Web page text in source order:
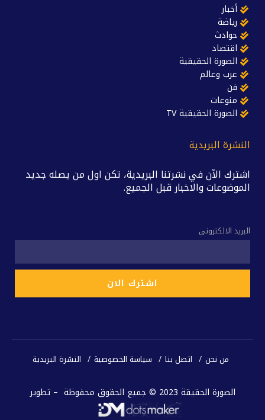
أخبار
رياضة
حوادث
اقتصاد
الصورة الحقيقية
عرب وعالم
فن
منوعات
الصورة الحقيقية TV
النشرة البريدية
اشترك الآن في نشرتنا البريدية، تكن اول من يصله جديد
الموضوعات والاخبار قبل الجميع.
البريد الالكتروني
من نحن اتصل بنا سياسة الخصوصية النشرة البريدية
الصورة الحقيقة 2023 © جميع الحقوق محفوظة – تطوير